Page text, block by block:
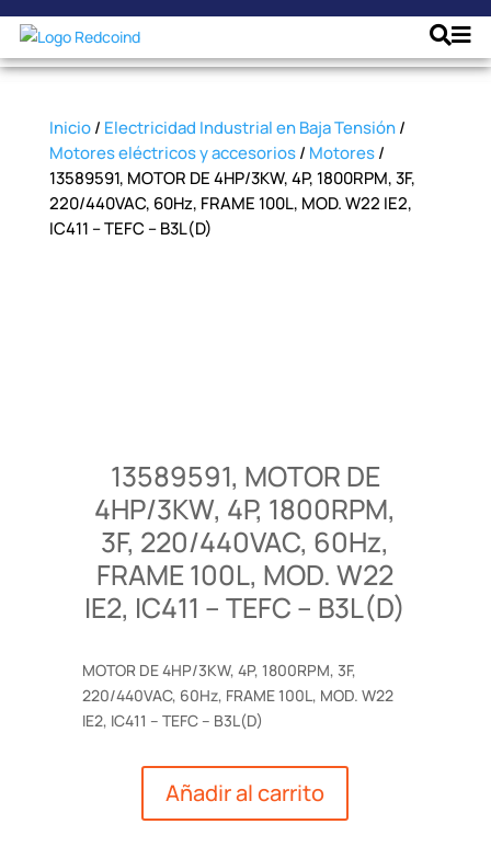
Inicio/ Electricidad Industrial en Baja Tensión/
Motores eléctricos y accesorios/ Motores/
13589591, MOTOR DE 4HP/3KW, 4P, 1800RPM, 3F,
220/440VAC, 60Hz, FRAME 100L, MOD. W22 IE2,
IC411 – TEFC – B3L(D)
13589591, MOTOR DE
4HP/3KW, 4P, 1800RPM,
3F, 220/440VAC, 60Hz,
FRAME 100L, MOD. W22
IE2, IC411 – TEFC – B3L(D)
MOTOR DE 4HP/3KW, 4P, 1800RPM, 3F,
220/440VAC, 60Hz, FRAME 100L, MOD. W22
IE2, IC411 – TEFC – B3L(D)
Añadir al carrito